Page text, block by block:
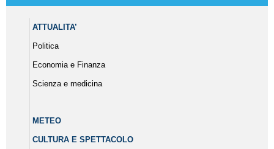
ATTUALITA’
Politica
Economia e Finanza
Scienza e medicina
METEO
CULTURA E SPETTACOLO